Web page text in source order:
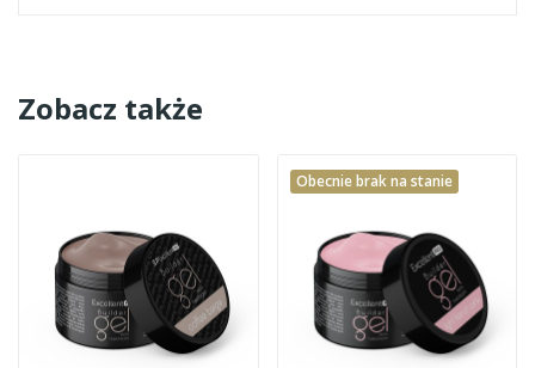
Zobacz także
Obecnie brak na stanie